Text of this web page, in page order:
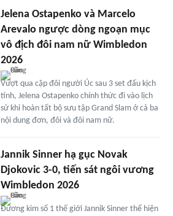
Jelena Ostapenko và Marcelo
Arevalo ngược dòng ngoạn mục
vô địch đôi nam nữ Wimbledon
2026
Vượt qua cặp đôi người Úc sau 3 set đấu kịch
tính, Jelena Ostapenko chính thức đi vào lịch
sử khi hoàn tất bộ sưu tập Grand Slam ở cả ba
nội dung đơn, đôi và đôi nam nữ.
Jannik Sinner hạ gục Novak
Djokovic 3-0, tiến sát ngôi vương
Wimbledon 2026
Đương kim số 1 thế giới Jannik Sinner thể hiện